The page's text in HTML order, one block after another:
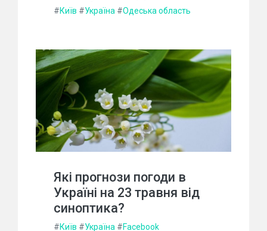
#Київ #Україна #Одеська область
Які прогнози погоди в
Україні на 23 травня від
синоптика?
#Київ #Україна #Facebook